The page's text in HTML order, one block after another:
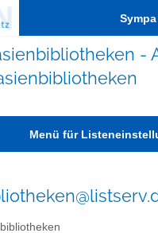
-
Menü für